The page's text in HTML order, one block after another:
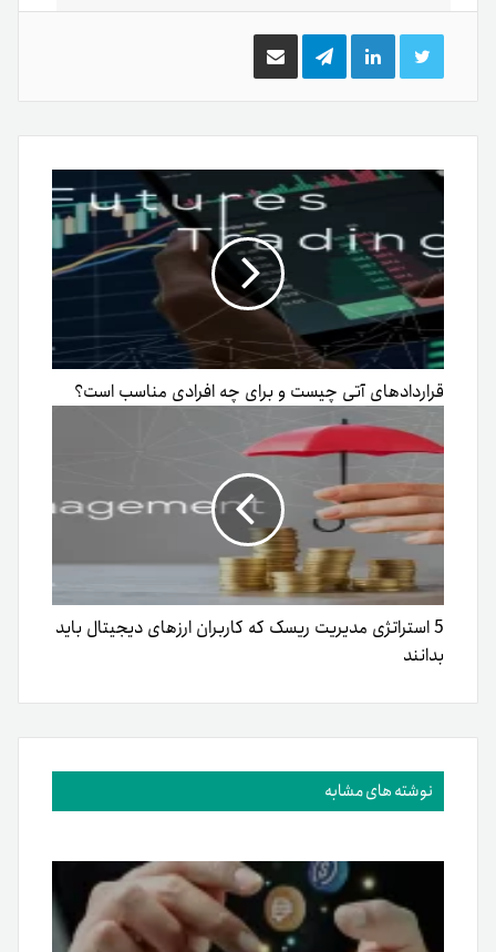
توییتر لینکدینتلگرام اشتراک
گذاری
ایمیل
قراردادهای آتی چیست و برای چه افرادی مناسب است؟
5 استراتژی مدیریت ریسک که کاربران ارزهای دیجیتال باید
بدانند
نوشته های مشابه